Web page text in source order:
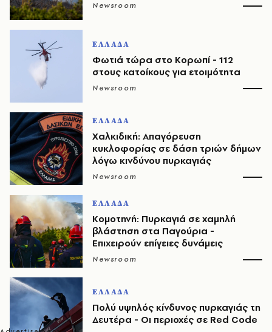
Newsroom
ΕΛΛΑΔΑ
Φωτιά τώρα στο Κορωπί - 112
στους κατοίκους για ετοιμότητα
Newsroom
ΕΛΛΑΔΑ
Χαλκιδική: Απαγόρευση
κυκλοφορίας σε δάση τριών δήμων
λόγω κινδύνου πυρκαγιάς
Newsroom
ΕΛΛΑΔΑ
Κομοτηνή: Πυρκαγιά σε χαμηλή
βλάστηση στα Παγούρια -
Επιχειρούν επίγειες δυνάμεις
Newsroom
ΕΛΛΑΔΑ
Πολύ υψηλός κίνδυνος πυρκαγιάς τη
Δευτέρα - Οι περιοχές σε Red Code